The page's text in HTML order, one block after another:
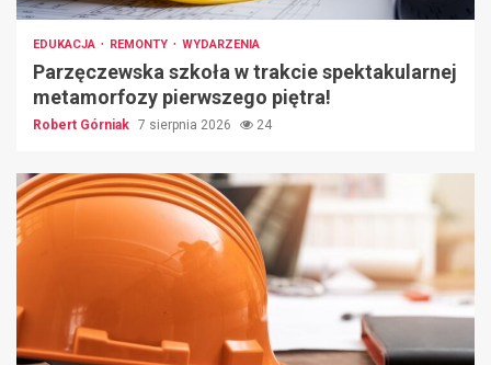
EDUKACJA REMONTY WYDARZENIA
Parzęczewska szkoła w trakcie spektakularnej
metamorfozy pierwszego piętra!
Robert Górniak 7 sierpnia 2026 24